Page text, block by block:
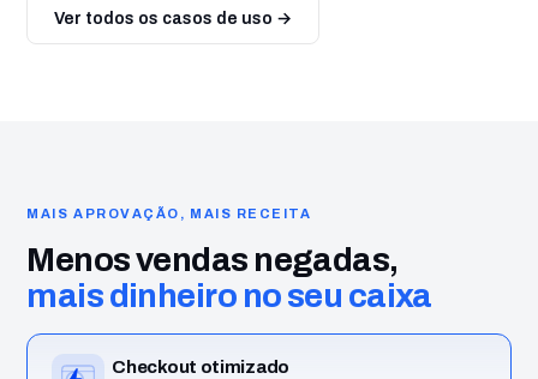
Ver todos os casos de uso →
MAIS APROVAÇÃO, MAIS RECEITA
Menos vendas negadas,
mais dinheiro no seu caixa
Checkout otimizado